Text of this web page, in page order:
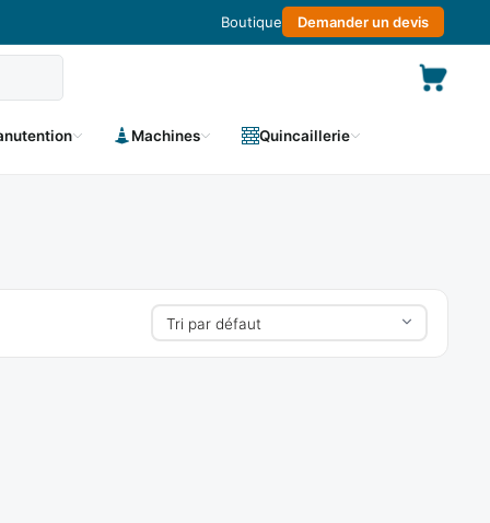
Boutique Demander un devis
Machines Quincaillerie